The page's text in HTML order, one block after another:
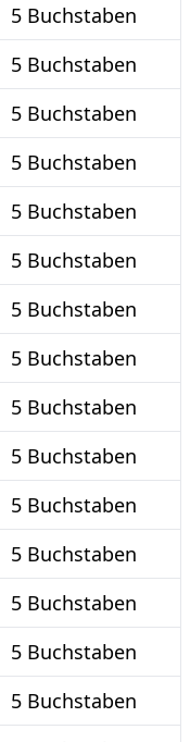
5 Buchstaben
5 Buchstaben
5 Buchstaben
5 Buchstaben
5 Buchstaben
5 Buchstaben
5 Buchstaben
5 Buchstaben
5 Buchstaben
5 Buchstaben
5 Buchstaben
5 Buchstaben
5 Buchstaben
5 Buchstaben
5 Buchstaben